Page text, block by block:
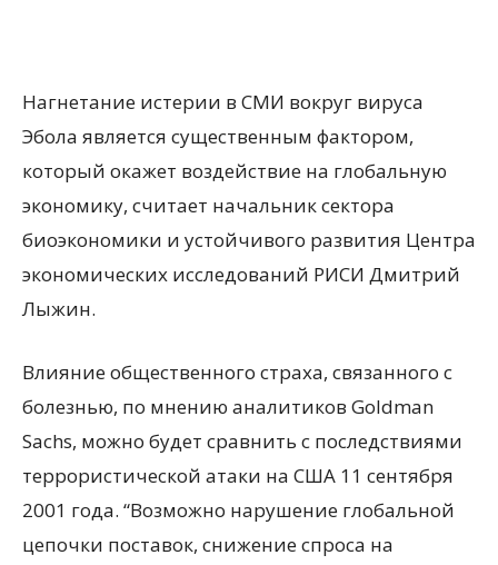
Нагнетание истерии в СМИ вокруг вируса
Эбола является существенным фактором,
который окажет воздействие на глобальную
экономику, считает начальник сектора
биоэкономики и устойчивого развития Центра
экономических исследований РИСИ Дмитрий
Лыжин.
Влияниеобщественного страха, связанного с
болезнью, по мнению аналитиков Goldman
Sachs, можно будет сравнить с последствиями
террористической атаки на США 11 сентября
2001 года. “Возможно нарушение глобальной
цепочки поставок, снижение спроса на